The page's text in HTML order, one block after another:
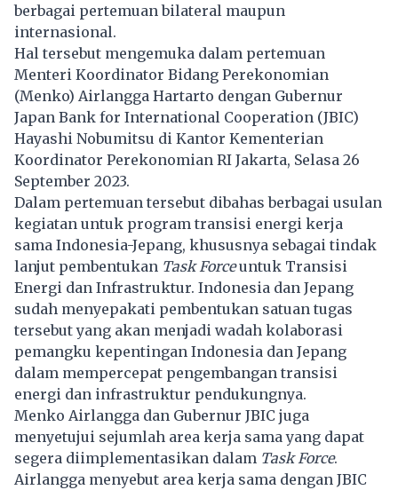
berbagai pertemuan bilateral maupun
internasional.
Hal tersebut mengemuka dalam pertemuan
Menteri Koordinator Bidang Perekonomian
(Menko) Airlangga Hartarto dengan Gubernur
Japan Bank for International Cooperation (JBIC)
Hayashi Nobumitsu di Kantor Kementerian
Koordinator Perekonomian RI Jakarta, Selasa 26
September 2023.
Dalam pertemuan tersebut dibahas berbagai usulan
kegiatan untuk program transisi energi kerja
sama Indonesia-Jepang, khususnya sebagai tindak
lanjut pembentukan Task Forceuntuk Transisi
Energi dan Infrastruktur. Indonesia dan Jepang
sudah menyepakati pembentukan satuan tugas
tersebut yang akan menjadi wadah kolaborasi
pemangku kepentingan Indonesia dan Jepang
dalam mempercepat pengembangan transisi
energi dan infrastruktur pendukungnya.
Menko Airlangga dan Gubernur JBIC juga
menyetujui sejumlah area kerja sama yang dapat
segera diimplementasikan dalam Task Force.
Airlangga menyebut area kerja sama dengan JBIC